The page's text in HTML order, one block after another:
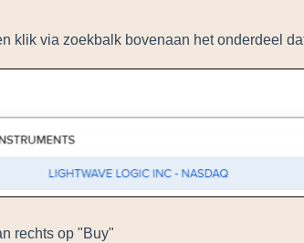
klik via zoekbalk bovenaan het onderdeel
rechts op "Buy"